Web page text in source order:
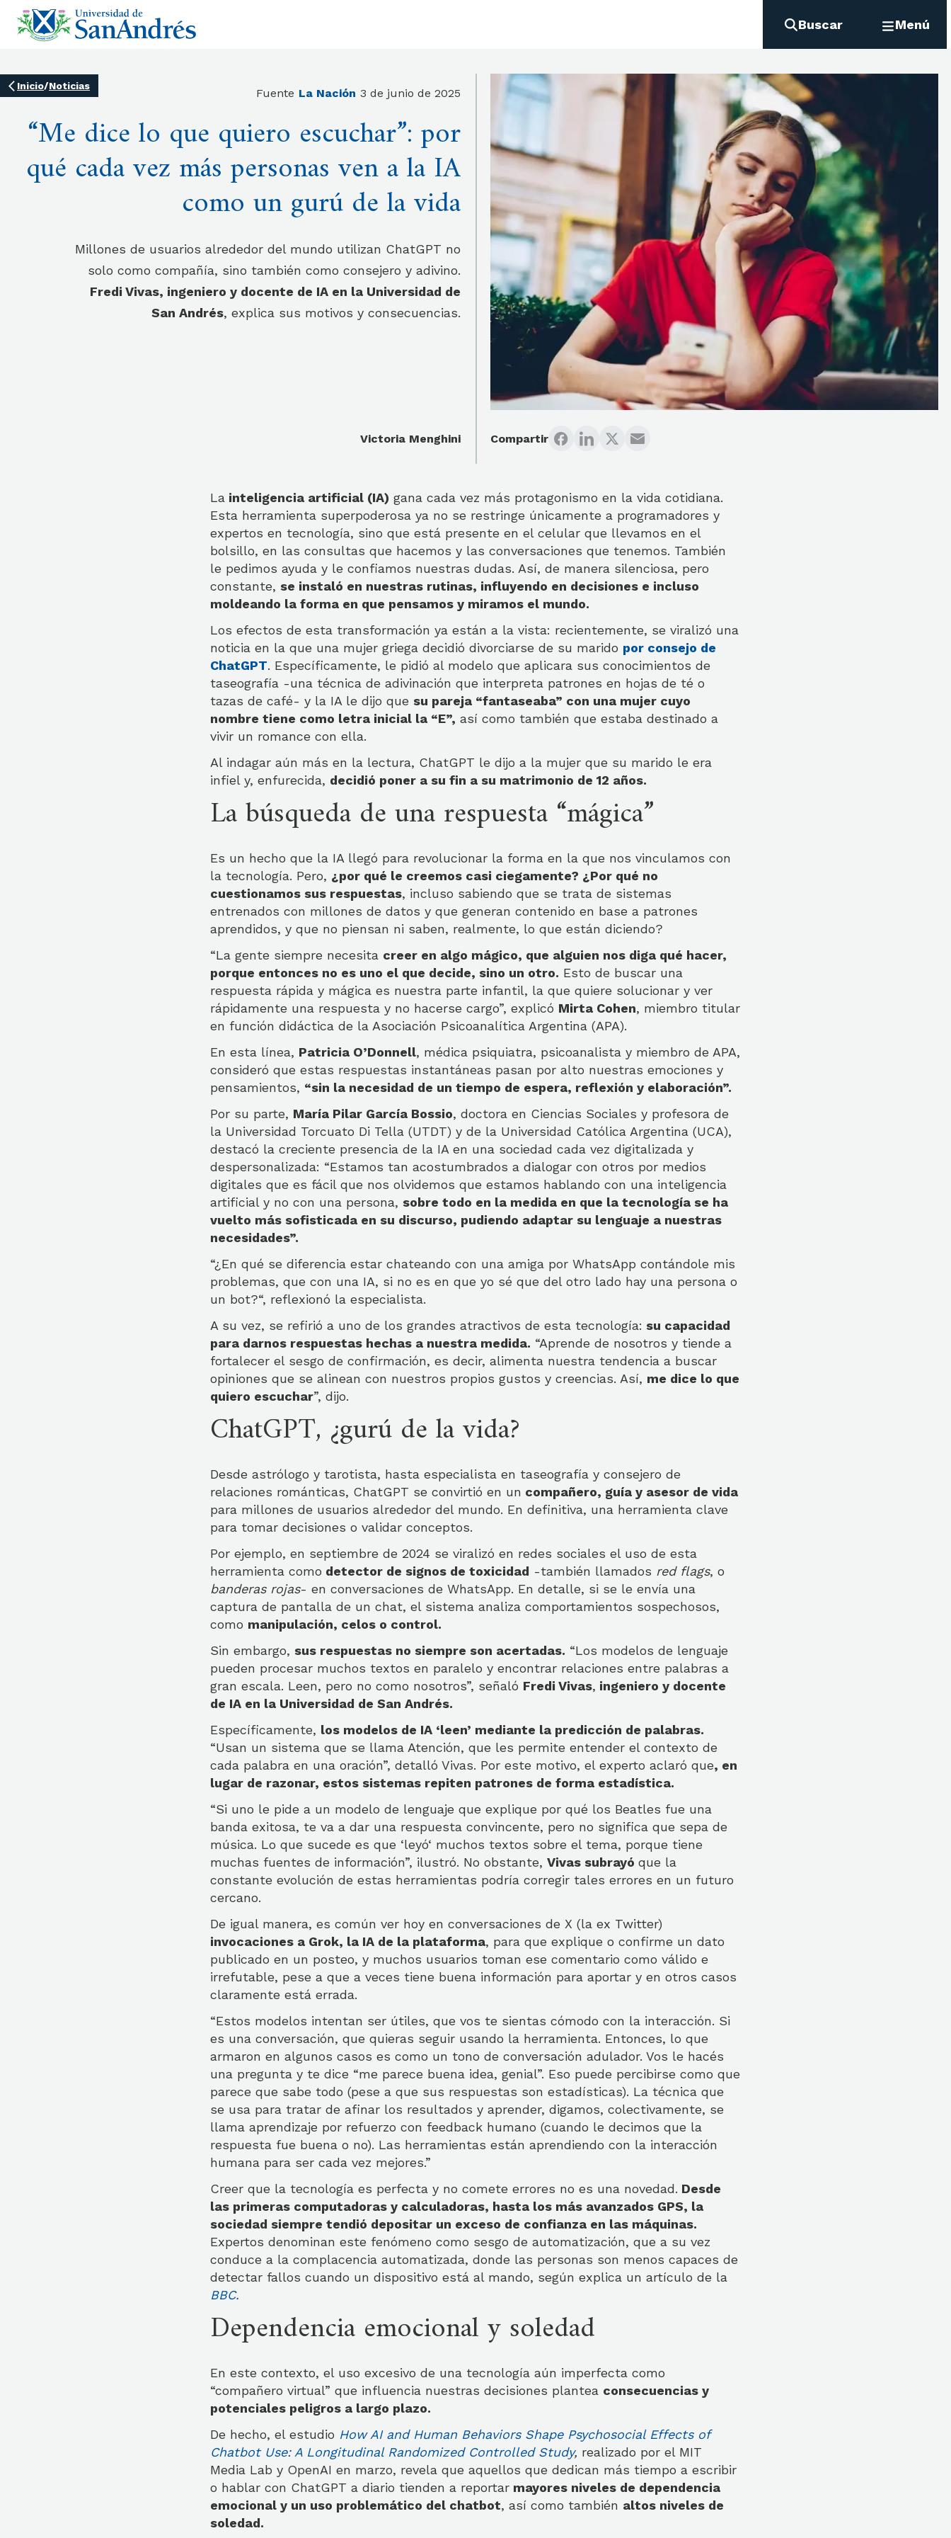
Buscar Menú
Inicio/Noticias
Fuente La Nación 3 de junio de 2025
“Me dice lo que quiero escuchar”: por
qué cada vez más personas ven a la IA
como un gurú de la vida
Millones de usuarios alrededor del mundo utilizan ChatGPT no
solo como compañía, sino también como consejero y adivino.
Fredi Vivas, ingeniero y docente de IA en la Universidad de
San Andrés, explica sus motivos y consecuencias.
Victoria Menghini Compartir
La inteligencia artificial (IA) gana cada vez más protagonismo en la vida cotidiana.
Esta herramienta superpoderosa ya no se restringe únicamente a programadores y
expertos en tecnología, sino que está presente en el celular que llevamos en el
bolsillo, en las consultas que hacemos y las conversaciones que tenemos. También
le pedimos ayuda y le confiamos nuestras dudas. Así, de manera silenciosa, pero
constante, se instaló en nuestras rutinas, influyendo en decisiones e incluso
moldeando la forma en que pensamos y miramos el mundo.
Los efectos de esta transformación ya están a la vista: recientemente, se viralizó una
noticia en la que una mujer griega decidió divorciarse de su marido por consejo de
ChatGPT. Específicamente, le pidió al modelo que aplicara sus conocimientos de
taseografía -una técnica de adivinación que interpreta patrones en hojas de té o
tazas de café- y la IA le dijo que su pareja “fantaseaba” con una mujer cuyo
nombre tiene como letra inicial la “E”, así como también que estaba destinado a
vivir un romance con ella.
Al indagar aún más en la lectura, ChatGPT le dijo a la mujer que su marido le era
infiel y, enfurecida, decidió poner a su fin a su matrimonio de 12 años.
La búsqueda de una respuesta “mágica”
Es un hecho que la IA llegó para revolucionar la forma en la que nos vinculamos con
la tecnología. Pero, ¿por qué le creemos casi ciegamente? ¿Por qué no
cuestionamos sus respuestas, incluso sabiendo que se trata de sistemas
entrenados con millones de datos y que generan contenido en base a patrones
aprendidos, y que no piensan ni saben, realmente, lo que están diciendo?
“La gente siempre necesita creer en algo mágico, que alguien nos diga qué hacer,
porque entonces no es uno el que decide, sino un otro. Esto de buscar una
respuesta rápida y mágica es nuestra parte infantil, la que quiere solucionar y ver
rápidamente una respuesta y no hacerse cargo”, explicó Mirta Cohen, miembro titular
en función didáctica de la Asociación Psicoanalítica Argentina (APA).
En esta línea, Patricia O’Donnell, médica psiquiatra, psicoanalista y miembro de APA,
consideró que estas respuestas instantáneas pasan por alto nuestras emociones y
pensamientos, “sin la necesidad de un tiempo de espera, reflexión y elaboración”.
Por su parte, María Pilar García Bossio, doctora en Ciencias Sociales y profesora de
la Universidad Torcuato Di Tella (UTDT) y de la Universidad Católica Argentina (UCA),
destacó la creciente presencia de la IA en una sociedad cada vez digitalizada y
despersonalizada: “Estamos tan acostumbrados a dialogar con otros por medios
digitales que es fácil que nos olvidemos que estamos hablando con una inteligencia
artificial y no con una persona, sobre todo en la medida en que la tecnología se ha
vuelto más sofisticada en su discurso, pudiendo adaptar su lenguaje a nuestras
necesidades”.
“¿En qué se diferencia estar chateando con una amiga por WhatsApp contándole mis
problemas, que con una IA, si no es en que yo sé que del otro lado hay una persona o
un bot?“, reflexionó la especialista.
A su vez, se refirió a uno de los grandes atractivos de esta tecnología: su capacidad
para darnos respuestas hechas a nuestra medida. “Aprende de nosotros y tiende a
fortalecer el sesgo de confirmación, es decir, alimenta nuestra tendencia a buscar
opiniones que se alinean con nuestros propios gustos y creencias. Así, me dice lo que
quiero escuchar”, dijo.
ChatGPT, ¿gurú de la vida?
Desde astrólogo y tarotista, hasta especialista en taseografía y consejero de
relaciones románticas, ChatGPT se convirtió en un compañero, guía y asesor de vida
para millones de usuarios alrededor del mundo. En definitiva, una herramienta clave
para tomar decisiones o validar conceptos.
Por ejemplo, en septiembre de 2024 se viralizó en redes sociales el uso de esta
herramienta como detector de signos de toxicidad -también llamados red flags, o
banderas rojas- en conversaciones de WhatsApp. En detalle, si se le envía una
captura de pantalla de un chat, el sistema analiza comportamientos sospechosos,
como manipulación, celos o control.
Sin embargo, sus respuestas no siempre son acertadas. “Los modelos de lenguaje
pueden procesar muchos textos en paralelo y encontrar relaciones entre palabras a
gran escala. Leen, pero no como nosotros”, señaló Fredi Vivas, ingeniero y docente
de IA en la Universidad de San Andrés.
Específicamente, los modelos de IA ‘leen’ mediante la predicción de palabras.
“Usan un sistema que se llama Atención, que les permite entender el contexto de
cada palabra en una oración”, detalló Vivas. Por este motivo, el experto aclaró que, en
lugar de razonar, estos sistemas repiten patrones de forma estadística.
“Si uno le pide a un modelo de lenguaje que explique por qué los Beatles fue una
banda exitosa, te va a dar una respuesta convincente, pero no significa que sepa de
música. Lo que sucede es que ‘leyó‘ muchos textos sobre el tema, porque tiene
muchas fuentes de información”, ilustró. No obstante, Vivas subrayó que la
constante evolución de estas herramientas podría corregir tales errores en un futuro
cercano.
De igual manera, es común ver hoy en conversaciones de X (la ex Twitter)
invocaciones a Grok, la IA de la plataforma, para que explique o confirme un dato
publicado en un posteo, y muchos usuarios toman ese comentario como válido e
irrefutable, pese a que a veces tiene buena información para aportar y en otros casos
claramente está errada.
“Estos modelos intentan ser útiles, que vos te sientas cómodo con la interacción. Si
es una conversación, que quieras seguir usando la herramienta. Entonces, lo que
armaron en algunos casos es como un tono de conversación adulador. Vos le hacés
una pregunta y te dice “me parece buena idea, genial”. Eso puede percibirse como que
parece que sabe todo (pese a que sus respuestas son estadísticas). La técnica que
se usa para tratar de afinar los resultados y aprender, digamos, colectivamente, se
llama aprendizaje por refuerzo con feedback humano (cuando le decimos que la
respuesta fue buena o no). Las herramientas están aprendiendo con la interacción
humana para ser cada vez mejores.”
Creer que la tecnología es perfecta y no comete errores no es una novedad. Desde
las primeras computadoras y calculadoras, hasta los más avanzados GPS, la
sociedad siempre tendió depositar un exceso de confianza en las máquinas.
Expertos denominan este fenómeno como sesgo de automatización, que a su vez
conduce a la complacencia automatizada, donde las personas son menos capaces de
detectar fallos cuando un dispositivo está al mando, según explica un artículo de la
BBC.
Dependencia emocional y soledad
En este contexto, el uso excesivo de una tecnología aún imperfecta como
“compañero virtual” que influencia nuestras decisiones plantea consecuencias y
potenciales peligros a largo plazo.
De hecho, el estudio How AI and Human Behaviors Shape Psychosocial Effects of
Chatbot Use: A Longitudinal Randomized Controlled Study, realizado por el MIT
Media Lab y OpenAI en marzo, revela que aquellos que dedican más tiempo a escribir
o hablar con ChatGPT a diario tienden a reportar mayores niveles de dependencia
emocional y un uso problemático del chatbot, así como también altos niveles de
soledad.